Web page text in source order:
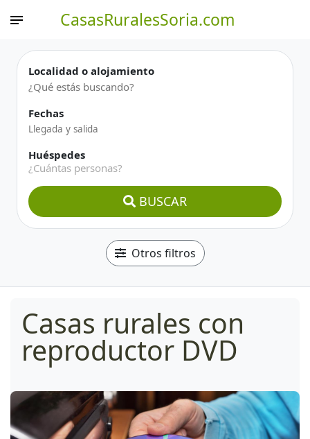
CasasRuralesSoria.com
Localidad o alojamiento
Fechas
Huéspedes
¿Cuántas personas?
BUSCAR
Otros filtros
Casas rurales con
reproductor DVD